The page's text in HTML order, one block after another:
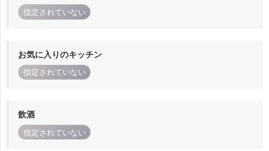
指定されていない
お気に入りのキッチン
指定されていない
飲酒
指定されていない